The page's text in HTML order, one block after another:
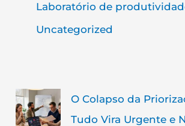
Laboratório de
Uncategorized
O Colapso da
Tudo Vira Urgente e